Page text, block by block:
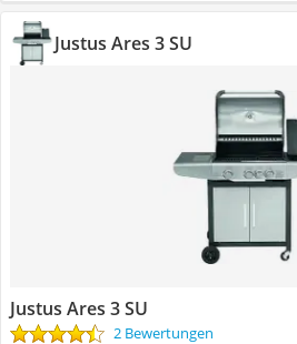
Justus Ares 3 SU
Justus Ares 3 SU
2 Bewertungen